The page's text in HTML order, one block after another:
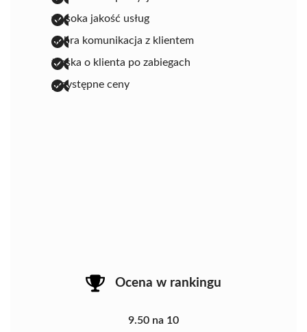
wysoka jakość usług
dobra komunikacja z klientem
troska o klienta po zabiegach
przystępne ceny
Ocena w rankingu
9.50 na 10